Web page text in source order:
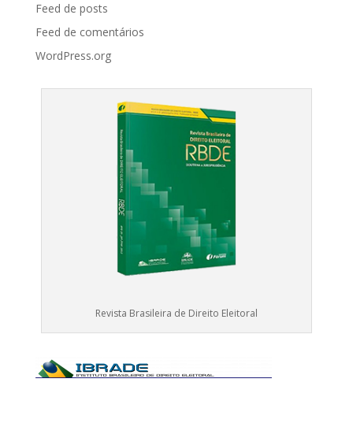
Feed de posts
Feed de comentários
WordPress.org
Revista Brasileira de Direito Eleitoral